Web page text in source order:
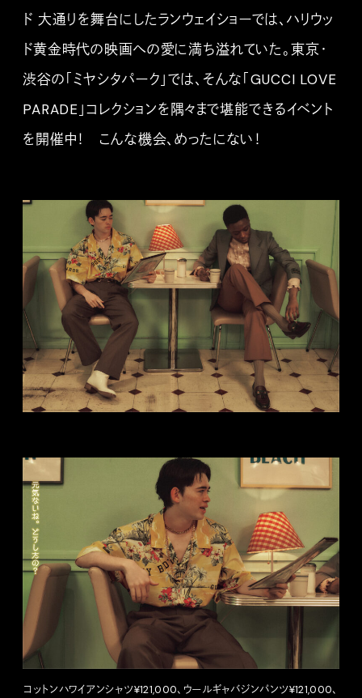
ド 大通りを舞台にしたランウェイショーでは、ハリウッ
ド黄金時代の映画への愛に満ち溢れていた。東京・
渋谷の「ミヤシタパーク」では、そんな「GUCCI LOVE
PARADE」コレクションを隅々まで堪能できるイベント
を開催中！ こんな機会、めったにない！
コットンハワイアンシャツ¥121,000、ウールギャバジンパンツ¥121,000、